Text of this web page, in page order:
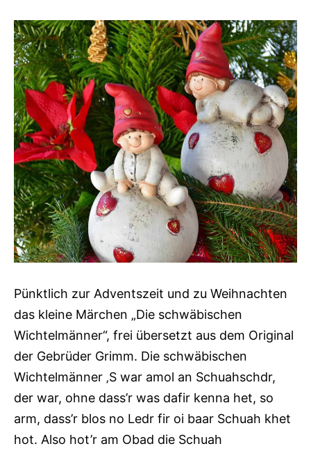
Pünktlich zur Adventszeit und zu Weihnachten
das kleine Märchen „Die schwäbischen
Wichtelmänner“, frei übersetzt aus dem Original
der Gebrüder Grimm. Die schwäbischen
Wichtelmänner ‚S war amol an Schuahschdr,
der war, ohne dass’r was dafir kenna het, so
arm, dass’r blos no Ledr fir oi baar Schuah khet
hot. Also hot’r am Obad die Schuah